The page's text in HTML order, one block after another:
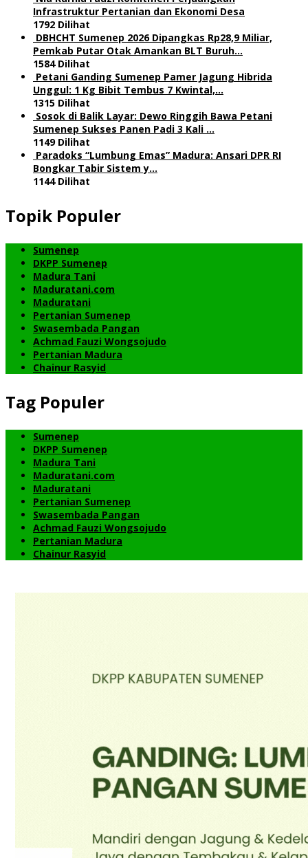
Infrastruktur Pertanian dan Ekonomi Desa
1792 Dilihat
DBHCHT Sumenep 2026 Dipangkas Rp28,9 Miliar,
Pemkab Putar Otak Amankan BLT Buruh…
1584 Dilihat
Petani Ganding Sumenep Pamer Jagung Hibrida
Unggul: 1 Kg Bibit Tembus 7 Kwintal,…
1315 Dilihat
Sosok di Balik Layar: Dewo Ringgih Bawa Petani
Sumenep Sukses Panen Padi 3 Kali …
1149 Dilihat
Paradoks “Lumbung Emas” Madura: Ansari DPR RI
Bongkar Tabir Sistem y…
1144 Dilihat
Topik Populer
Sumenep
DKPP Sumenep
Madura Tani
Maduratani.com
Maduratani
Pertanian Sumenep
Swasembada Pangan
Achmad Fauzi Wongsojudo
Pertanian Madura
Chainur Rasyid
Tag Populer
Sumenep
DKPP Sumenep
Madura Tani
Maduratani.com
Maduratani
Pertanian Sumenep
Swasembada Pangan
Achmad Fauzi Wongsojudo
Pertanian Madura
Chainur Rasyid